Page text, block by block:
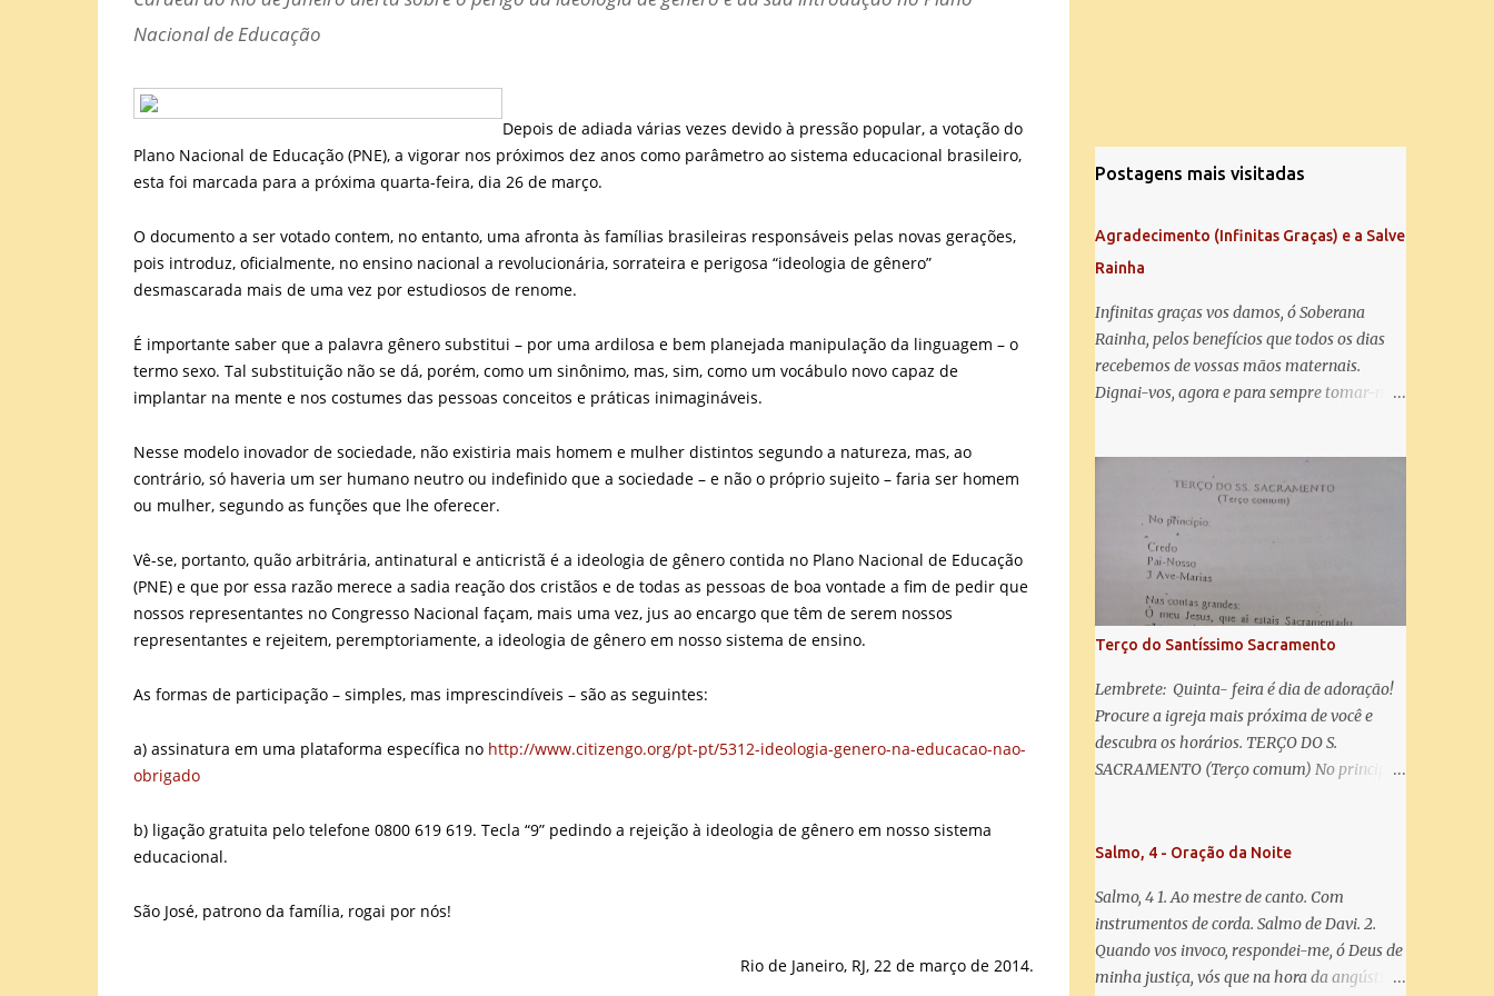
Nacional de Educação
Depois de adiada várias vezes devido à pressão popular, a votação do
Plano Nacional de Educação (PNE), a vigorar nos próximos dez anos como parâmetro ao sistema educacional brasileiro,
esta foi marcada para a próxima quarta-feira, dia 26 de março.
O documento a ser votado contem, no entanto, uma afronta às famílias brasileiras responsáveis pelas novas gerações,
pois introduz, oficialmente, no ensino nacional a revolucionária, sorrateira e perigosa “ideologia de gênero”
desmascarada mais de uma vez por estudiosos de renome.
É importante saber que a palavra gênero substitui – por uma ardilosa e bem planejada manipulação da linguagem – o
termo sexo. Tal substituição não se dá, porém, como um sinônimo, mas, sim, como um vocábulo novo capaz de
implantar na mente e nos costumes das pessoas conceitos e práticas inimagináveis.
Nesse modelo inovador de sociedade, não existiria mais homem e mulher distintos segundo a natureza, mas, ao
contrário, só haveria um ser humano neutro ou indefinido que a sociedade – e não o próprio sujeito – faria ser homem
ou mulher, segundo as funções que lhe oferecer.
Vê-se, portanto, quão arbitrária, antinatural e anticristã é a ideologia de gênero contida no Plano Nacional de Educação
(PNE) e que por essa razão merece a sadia reação dos cristãos e de todas as pessoas de boa vontade a fim de pedir que
nossos representantes no Congresso Nacional façam, mais uma vez, jus ao encargo que têm de serem nossos
representantes e rejeitem, peremptoriamente, a ideologia de gênero em nosso sistema de ensino.
As formas de participação – simples, mas imprescindíveis – são as seguintes:
a) assinatura em uma plataforma específica no http://www.citizengo.org/pt-pt/5312-ideologia-genero-na-educacao-nao-
obrigado
b) ligação gratuita pelo telefone 0800 619 619. Tecla “9” pedindo a rejeição à ideologia de gênero em nosso sistema
educacional.
São José, patrono da família, rogai por nós!
Rio de Janeiro, RJ, 22 de março de 2014.
Postagens mais visitadas
Agradecimento (Infinitas Graças) e a Salve
Rainha
Infinitas graças vos damos, ó Soberana
Rainha, pelos benefícios que todos os dias
recebemos de vossas mãos maternais.
Dignai-vos, agora e para sempre tomar-nos
Salve Rainha: Salve Rainha , Mãe de
misericórdia, vida, doçura, esperança nossa,
salve! A vós bradamos os degredados filhos
de Eva, a vós suspiramos, gemendo e
chorando neste vale de lágrimas. Eia, pois,
Advogada nossa, estes vossos olhos
misericordiosos a nós volvei, e depois deste
desterro, mostrai-nos Jesus. Bendito é o
fruto do vosso ventre, ó clemente, ó piedosa,
ó doce e sempre Virgem Maria. Rogai por
nós Santa Mãe de Deus. Para que sejamos
dignos das promessas de Cristo. Amém.
Terço do Santíssimo Sacramento
Lembrete: Quinta- feira é dia de adoração!
Procure a igreja mais próxima de você e
descubra os horários. TERÇO DO S.
SACRAMENTO (Terço comum) No principio:
Sacramentado, não permitais que eu viva
coração ao Vosso e o Vosso ao meu, e, nem
sem Vós morra eu! Nas contas pequenas:
Sacramento de Amor! Misericórdia Senhor!
Glória ao Pai: Cristo pão da vida e remédio
Salmo, 4 - Oração da Noite
Salmo, 4 1. Ao mestre de canto. Com
instrumentos de corda. Salmo de Davi. 2.
Quando vos invoco, respondei-me, ó Deus de
minha justiça, vós que na hora da angústia